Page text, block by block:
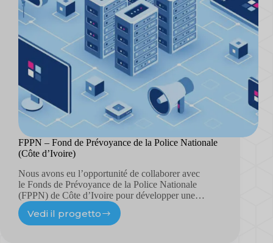
FPPN – Fond de Prévoyance de la Police Nationale
(Côte d’Ivoire)
Nous avons eu l’opportunité de collaborer avec
le Fonds de Prévoyance de la Police Nationale
(FPPN) de Côte d’Ivoire pour développer une…
Vedi il progetto